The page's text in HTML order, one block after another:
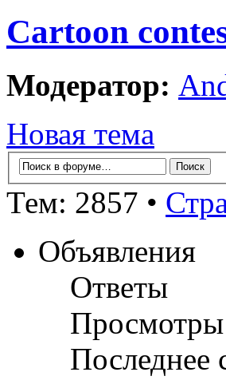
Cartoon
Модератор:
Новая тема
Тем: 2857 •
Объявления
Ответы
Просмотры
Последнее